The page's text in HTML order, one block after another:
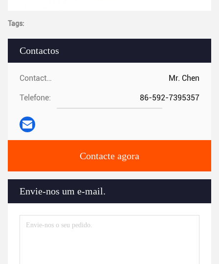
Contactos
Contactos: Mr. Chen
Telefone: 86-592-7395357
Contacte agora
Envie-nos um e-mail.
Tags: